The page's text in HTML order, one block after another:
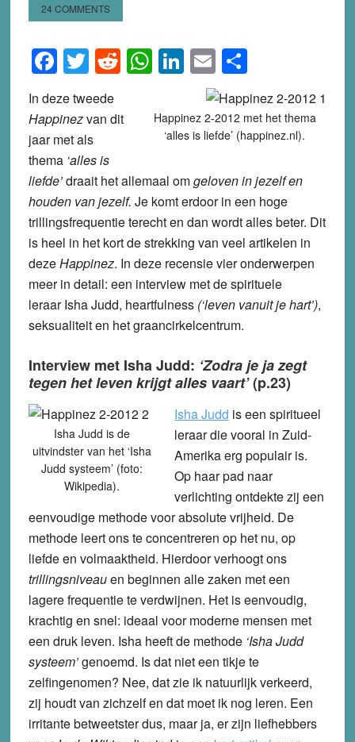
24 COMMENTS
Facebook
Twitter
Reddit
WhatsApp
LinkedIn
EmailShare
Happinez 2-2012 met het thema
‘alles is liefde’ (happinez.nl).
In deze tweede
Happinezvan dit
jaar met als
thema ‘alles is
liefde’draait het allemaal omgeloven in jezelf en
houden van jezelf. Je komt erdoor in een hoge
trillingsfrequentie terecht en dan wordt alles beter. Dit
is heel in het kort de strekking van veel artikelen in
dezeHappinez. In deze recensie vier onderwerpen
meer in detail: een interview met de spirituele
leraarIsha Judd, heartfulness (‘leven vanuit je hart’),
seksualiteit en het graancirkelcentrum.
Interview met Isha Judd: ‘Zodra je ja zegt
tegen het leven krijgt alles vaart’(p.23)
Isha Judd is de
uitvindster van het ‘Isha
Judd systeem’ (foto:
Wikipedia).
Isha Judd is een spiritueel
leraar die vooral in Zuid-
Amerika erg populair is.
Op haar pad naar
verlichting ontdekte zij een
eenvoudige methode voor absolute vrijheid. De
methode leert ons te concentreren op het nu, op
liefde en volmaaktheid. Hierdoor verhoogt ons
trillingsniveauen beginnen alle zaken met een
lagere frequentie te verdwijnen. Het is eenvoudig,
krachtig en snel: ideaal voor moderne mensen met
een druk leven. Isha heeft de methode ‘Isha Judd
systeem’genoemd. Is dat niet een tikje te
zelfingenomen? Nee, dat zie ik natuurlijk verkeerd,
zij houdt van zichzelf en dat moet ik nog leren. Een
irritante betweetster dus, maar ja, er zijn liefhebbers